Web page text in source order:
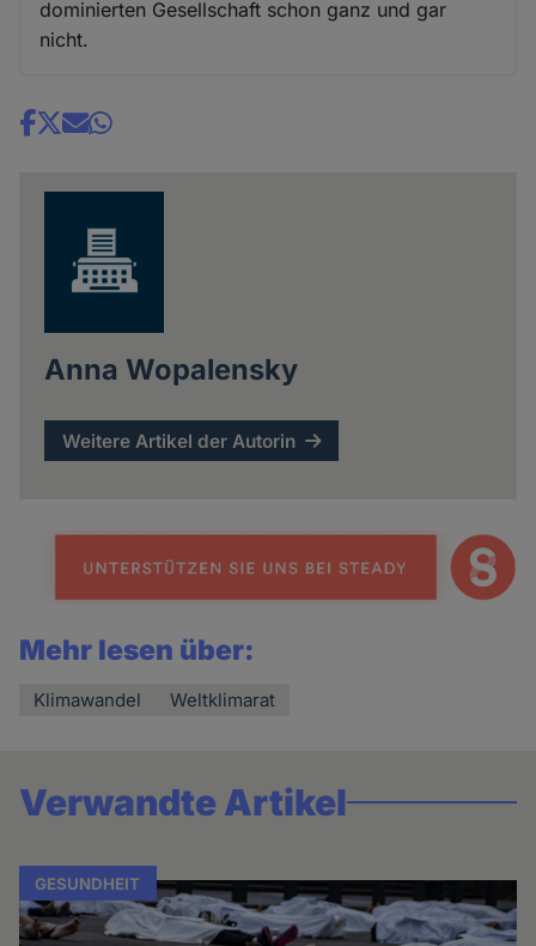
dominierten Gesellschaft schon ganz und gar
nicht.
Share
Anna Wopalensky
Weitere Artikel der Autorin
Mehr lesen über:
Klimawandel Weltklimarat
Verwandte Artikel
GESUNDHEIT